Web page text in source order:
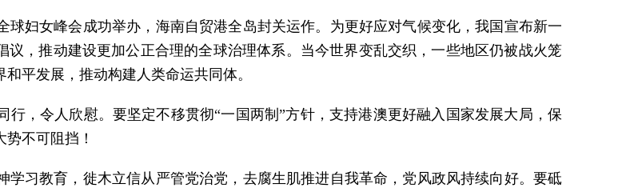
妇女峰会成功举办，海南自贸港全岛封关运作。为更好应对气候变化，我国宣布新一
，推动建设更加公正合理的全球治理体系。当今世界变乱交织，一些地区仍被战火笼
平发展，推动构建人类命运共同体。
，令人欣慰。要坚定不移贯彻“一国两制”方针，支持港澳更好融入国家发展大局，保
不可阻挡！
习教育，徙木立信从严管党治党，去腐生肌推进自我革命，党风政风持续向好。要砥